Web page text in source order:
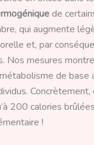
de
qui augmente
et, par
Nos mesures
de base
Concrètement,
200 calories
!